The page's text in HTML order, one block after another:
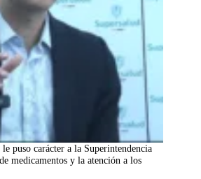
puso carácter a la Superintendencia
medicamentos y la atención a los